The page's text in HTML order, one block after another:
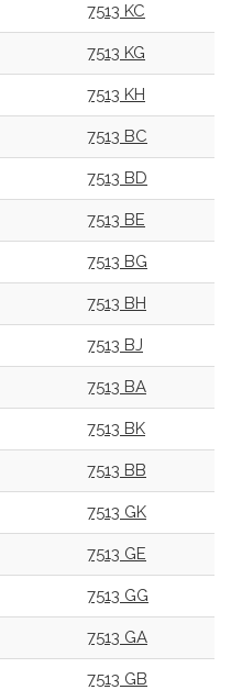
7513 KC
7513 KG
7513 KH
7513 BC
7513 BD
7513 BE
7513 BG
7513 BH
7513 BJ
7513 BA
7513 BK
7513 BB
7513 GK
7513 GE
7513 GG
7513 GA
7513 GB